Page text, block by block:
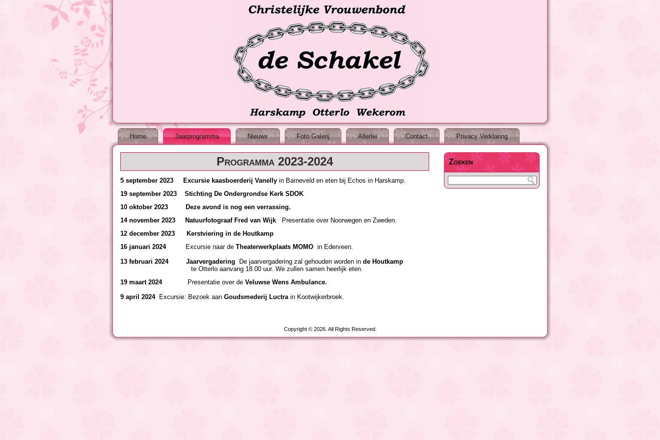
Home Jaarprogramma Nieuws Foto Galerij Allerlei Contact Privacy Verklaring
Programma 2023-2024
5 september 2023 Excursie kaasboerderij Vanelly in Barneveld en eten bij Echos in Harskamp.
19 september 2023 Stichting De Ondergrondse Kerk SDOK
10 oktober 2023 Deze avond is nog een verrassing.
14 november 2023 Natuurfotograaf Fred van Wijk
Presentatie over Noorwegen en Zweden.
12 december 2023 Kerstviering in de Houtkamp
16 januari 2024
Excursie naar de Theaterwerkplaats MOMO in Ederveen.
13 februari 2024 Jaarvergadering
De jaarvergadering zal gehouden worden in de Houtkamp
te Otterlo aanvang 18.00 uur. We zullen samen heerlijk eten.
19 maart 2024
Presentatie over de Veluwse Wens Ambulance.
9 april 2024 Excursie: Bezoek aan Goudsmederij Luctra in Kootwijkerbroek.
Zoeken
Copyright © 2026. All Rights Reserved.